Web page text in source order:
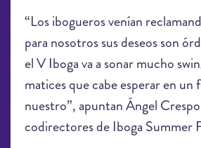
“Los ibogueros venían
para nosotros sus deseos son
el V Iboga va a sonar mucho
matices que cabe esperar en un
nuestro”, apuntan Ángel
codirectores de Iboga Summer